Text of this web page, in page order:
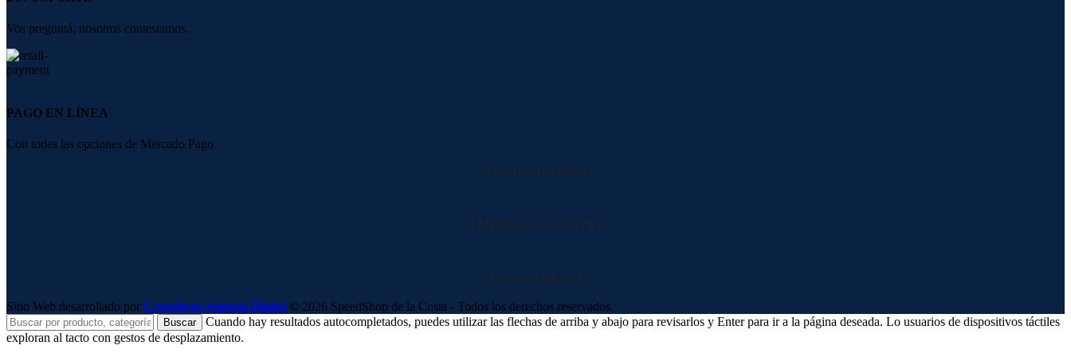
Vos preguntá, nosotros contestamos.
PAGO EN LÍNEA
Con todas las opciones de Mercado Pago
FORMAS DE PAGO
EMPRESAS DE ENVIO
NUESTRAS REDES
Sitio Web desarrollado por Creactivos Agencia Digital © 2026 SpeedShop de la Costa - Todos los derechos reservados.
Buscar
Cuando hay resultados autocompletados, puedes utilizar las flechas de arriba y abajo para revisarlos y Enter para ir a la página deseada. Lo usuarios de dispositivos táctiles
exploran al tacto con gestos de desplazamiento.